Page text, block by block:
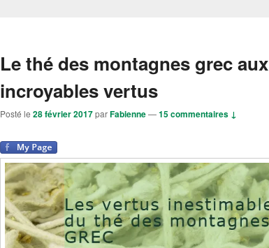
Le thé des montagnes grec aux
incroyables vertus
Posté le 28 février 2017parFabienne—15 commentaires ↓